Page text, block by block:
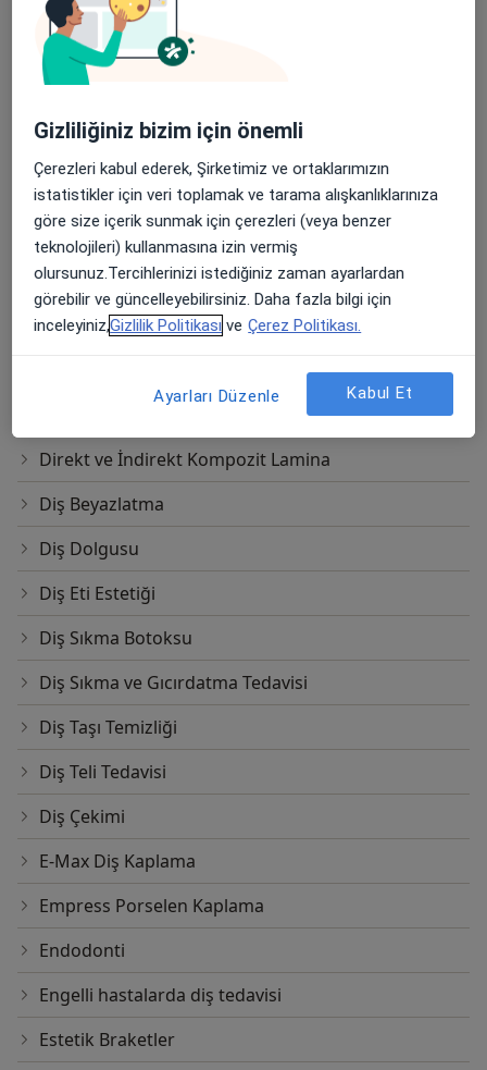
20'lik Diş Çekimi
Acil Diş Çekimi
Ağız Bakımı(Diş Ve Diş Eti Bakımı)
Bonding
Botoks
Bruksizm Tedavisi
Dental Anestezi
Direkt ve İndirekt Kompozit Lamina
Diş Beyazlatma
Diş Dolgusu
Diş Eti Estetiği
Diş Sıkma Botoksu
Diş Sıkma ve Gıcırdatma Tedavisi
Diş Taşı Temizliği
Diş Teli Tedavisi
Diş Çekimi
E-Max Diş Kaplama
Empress Porselen Kaplama
Endodonti
Engelli hastalarda diş tedavisi
Estetik Braketler
Gizliliğiniz bizim için önemli
Çerezleri kabul ederek, Şirketimiz ve ortaklarımızın
istatistikler için veri toplamak ve tarama alışkanlıklarınıza
göre size içerik sunmak için çerezleri (veya benzer
teknolojileri) kullanmasına izin vermiş
olursunuz.Tercihlerinizi istediğiniz zaman ayarlardan
görebilir ve güncelleyebilirsiniz. Daha fazla bilgi için
inceleyiniz,Gizlilik Politikası ve Çerez Politikası.
Ayarları Düzenle Kabul Et